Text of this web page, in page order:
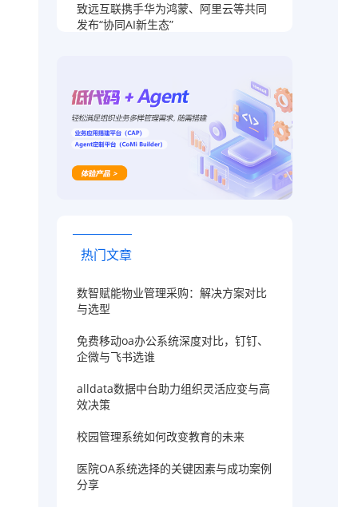
致远互联携手华为鸿蒙、阿里云等共同
发布“协同AI新生态”
热门文章
数智赋能物业管理采购：解决方案对比
与选型
免费移动oa办公系统深度对比，钉钉、
企微与飞书选谁
alldata数据中台助力组织灵活应变与高
效决策
校园管理系统如何改变教育的未来
医院OA系统选择的关键因素与成功案例
分享